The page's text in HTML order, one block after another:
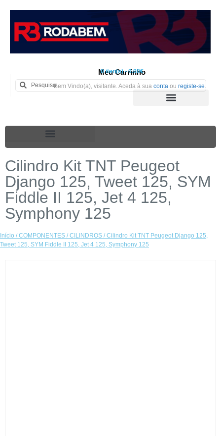
Meu Carrinho
0 iten(s) - 0.00€
Bem Vindo(a), visitante. Aceda à sua conta ou registe-se
Cilindro Kit TNT Peugeot
Django 125, Tweet 125, SYM
Fiddle II 125, Jet 4 125,
Symphony 125
Início /COMPONENTES /CILINDROS / Cilindro Kit TNT Peugeot Django 125,
Tweet 125, SYM Fiddle II 125, Jet 4 125, Symphony 125